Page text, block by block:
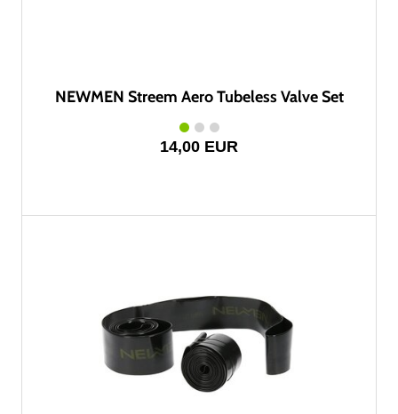
NEWMEN Streem Aero Tubeless Valve Set
14,00 EUR